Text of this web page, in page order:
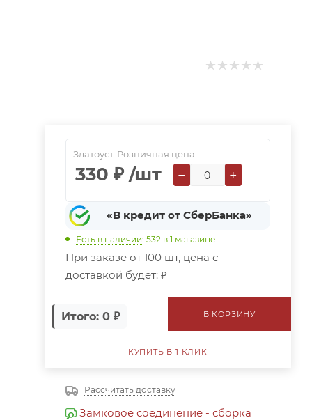
Златоуст. Розничная цена
330 ₽ /шт − +
«В кредит от СберБанка»
Есть в наличии: 532 в 1 магазине
При заказе от 100 шт, цена с
доставкой будет: ₽
Итого: 0 ₽ В КОРЗИНУ
КУПИТЬ В 1 КЛИК
Рассчитать доставку
Замковое соединение - сборка